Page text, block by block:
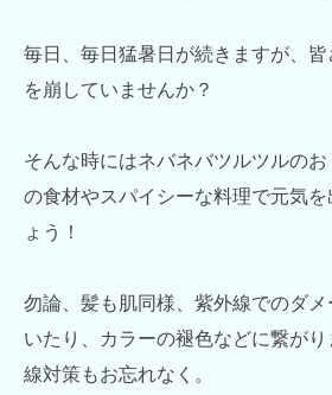
毎日、毎日猛暑日が続きますが、
を崩していませんか？
そんな時にはネバネバツルツルの
の食材やスパイシーな料理で元気
ょう！
勿論、髪も肌同様、紫外線でのダ
いたり、カラーの褪色などに繋が
線対策もお忘れなく。